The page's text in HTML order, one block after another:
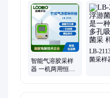
器、大气采样器、声级计、油
VOC检测仪、FID、红外CO/
遥距仪、明渠流量计、风速仪
分析仪、汽车尾气分析仪、
护箱、光泽度仪、铂金坩埚、
智能气溶胶采样
器 一机两用恒流
LB-
菌采样